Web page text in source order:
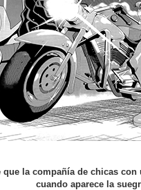
que la compañía de chicas
cuando aparece la